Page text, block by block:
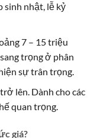
sinh nhật, lễ kỷ
7 – 15 triệu
trọng ở phân
sự trân trọng.
lên. Dành cho các
quan trọng.
giá?